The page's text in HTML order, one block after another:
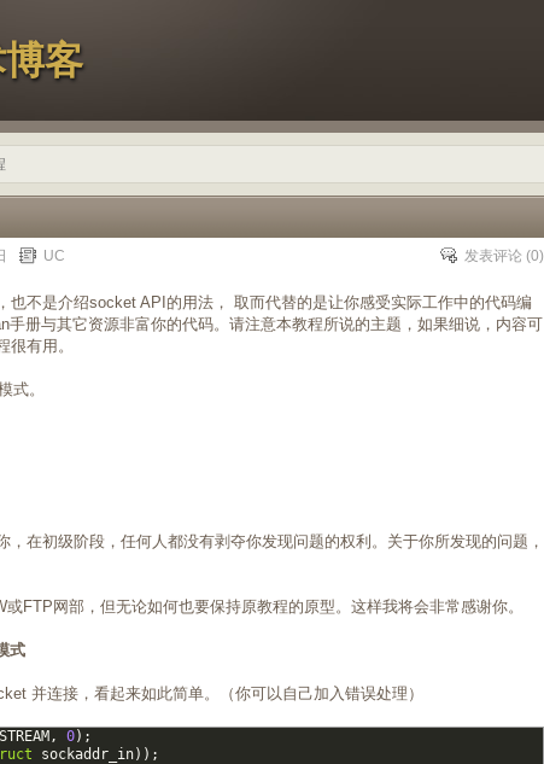
客
UC 发表评论 (0)
也不是介绍socket API的用法， 取而代替的是让你感受实际工作中的代码编
手册与其它资源非富你的代码。请注意本教程所说的主题，如果细说，内容可
很有用。
式。
，在初级阶段，任何人都没有剥夺你发现问题的权利。关于你所发现的问题，
FTP网部，但无论如何也要保持原教程的原型。这样我将会非常感谢你。
式
并连接，看起来如此简单。（你可以自己加入错误处理）
, 0) ;
sockaddr_in) ) ;